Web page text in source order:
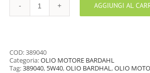
BARDAHL
XTA
quantità
AGGIUNGI AL
COD:389040
Categoria:OLIO MOTORE BARDAHL
Tag:389040, 5W40,OLIO BARDHAL,OLIO